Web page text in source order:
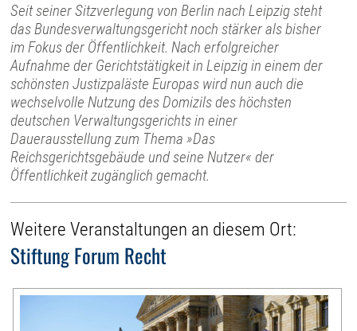
Seit seiner Sitzverlegung von Berlin nach Leipzig steht
das Bundesverwaltungsgericht noch stärker als bisher
im Fokus der Öffentlichkeit. Nach erfolgreicher
Aufnahme der Gerichtstätigkeit in Leipzig in einem der
schönsten Justizpaläste Europas wird nun auch die
wechselvolle Nutzung des Domizils des höchsten
deutschen Verwaltungsgerichts in einer
Dauerausstellung zum Thema »Das
Reichsgerichtsgebäude und seine Nutzer« der
Öffentlichkeit zugänglich gemacht.
Weitere Veranstaltungen an diesem Ort:
Stiftung Forum Recht